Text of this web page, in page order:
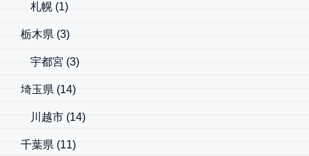
札幌 (1)
栃木県 (3)
宇都宮 (3)
埼玉県 (14)
川越市 (14)
千葉県 (11)